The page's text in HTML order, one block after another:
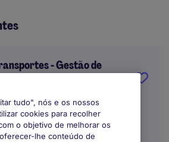
- Gestão de
tudo", nós e os nossos
cookies para recolher
o objetivo de melhorar os
lhe conteúdo de